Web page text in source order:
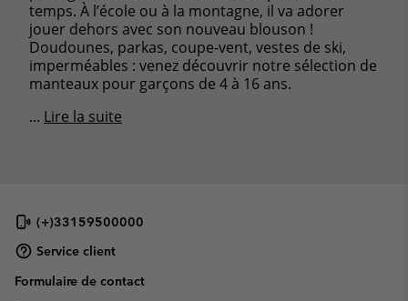
temps. À l’école ou à la montagne, il va adorer
jouer dehors avec son nouveau blouson !
Doudounes, parkas, coupe-vent, vestes de ski,
imperméables : venez découvrir notre sélection de
manteaux pour garçons de 4 à 16 ans.
... Lire la suite
(+)33159500000
Service client
Formulaire de contact